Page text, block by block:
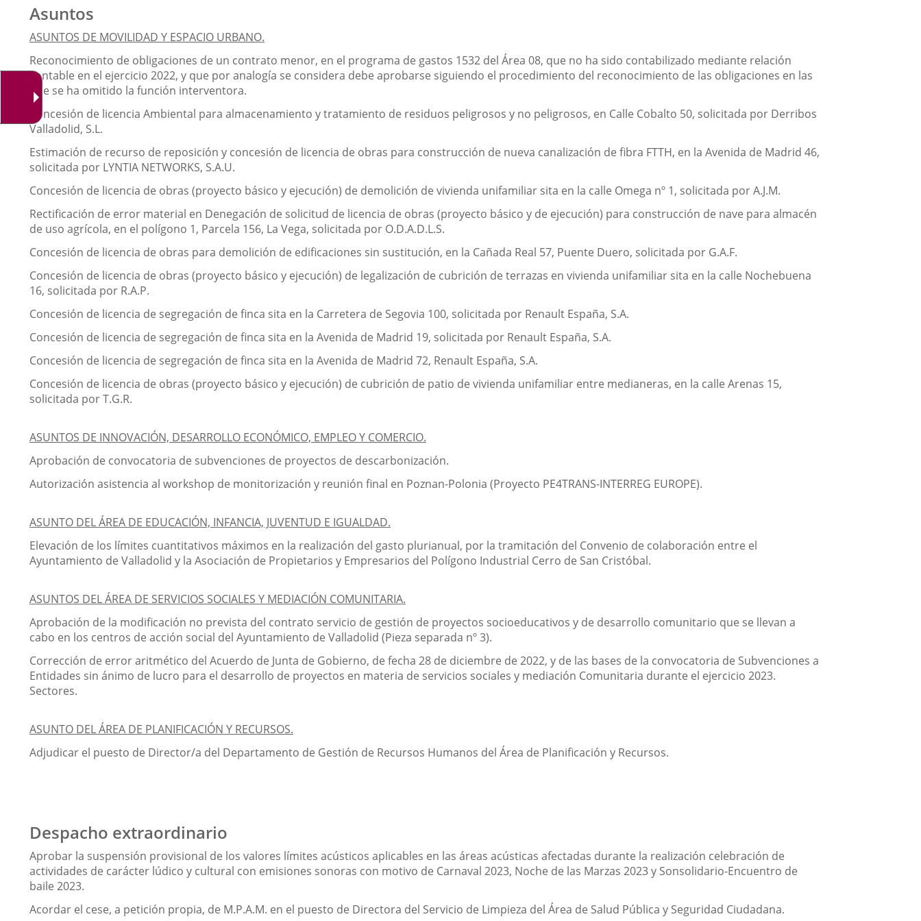
Asuntos
ASUNTOS DE MOVILIDAD Y ESPACIO URBANO.
Reconocimiento de obligaciones de un contrato menor, en el programa de gastos 1532 del Área 08, que no ha sido contabilizado mediante relación
contable en el ejercicio 2022, y que por analogía se considera debe aprobarse siguiendo el procedimiento del reconocimiento de las obligaciones en las
que se ha omitido la función interventora.
Concesión de licencia Ambiental para almacenamiento y tratamiento de residuos peligrosos y no peligrosos, en Calle Cobalto 50, solicitada por Derribos
Valladolid, S.L.
Estimación de recurso de reposición y concesión de licencia de obras para construcción de nueva canalización de fibra FTTH, en la Avenida de Madrid 46,
solicitada por LYNTIA NETWORKS, S.A.U.
Concesión de licencia de obras (proyecto básico y ejecución) de demolición de vivienda unifamiliar sita en la calle Omega nº 1, solicitada por A.J.M.
Rectificación de error material en Denegación de solicitud de licencia de obras (proyecto básico y de ejecución) para construcción de nave para almacén
de uso agrícola, en el polígono 1, Parcela 156, La Vega, solicitada por O.D.A.D.L.S.
Concesión de licencia de obras para demolición de edificaciones sin sustitución, en la Cañada Real 57, Puente Duero, solicitada por G.A.F.
Concesión de licencia de obras (proyecto básico y ejecución) de legalización de cubrición de terrazas en vivienda unifamiliar sita en la calle Nochebuena
16, solicitada por R.A.P.
Concesión de licencia de segregación de finca sita en la Carretera de Segovia 100, solicitada por Renault España, S.A.
Concesión de licencia de segregación de finca sita en la Avenida de Madrid 19, solicitada por Renault España, S.A.
Concesión de licencia de segregación de finca sita en la Avenida de Madrid 72, Renault España, S.A.
Concesión de licencia de obras (proyecto básico y ejecución) de cubrición de patio de vivienda unifamiliar entre medianeras, en la calle Arenas 15,
solicitada por T.G.R.
ASUNTOS DE INNOVACIÓN, DESARROLLO ECONÓMICO, EMPLEO Y COMERCIO.
Aprobación de convocatoria de subvenciones de proyectos de descarbonización.
Autorización asistencia al workshop de monitorización y reunión final en Poznan-Polonia (Proyecto PE4TRANS-INTERREG EUROPE).
ASUNTO DEL ÁREA DE EDUCACIÓN, INFANCIA, JUVENTUD E IGUALDAD.
Elevación de los límites cuantitativos máximos en la realización del gasto plurianual, por la tramitación del Convenio de colaboración entre el
Ayuntamiento de Valladolid y la Asociación de Propietarios y Empresarios del Polígono Industrial Cerro de San Cristóbal.
ASUNTOS DEL ÁREA DE SERVICIOS SOCIALES Y MEDIACIÓN COMUNITARIA.
Aprobación de la modificación no prevista del contrato servicio de gestión de proyectos socioeducativos y de desarrollo comunitario que se llevan a
cabo en los centros de acción social del Ayuntamiento de Valladolid (Pieza separada nº 3).
Corrección de error aritmético del Acuerdo de Junta de Gobierno, de fecha 28 de diciembre de 2022, y de las bases de la convocatoria de Subvenciones a
Entidades sin ánimo de lucro para el desarrollo de proyectos en materia de servicios sociales y mediación Comunitaria durante el ejercicio 2023.
Sectores.
ASUNTO DEL ÁREA DE PLANIFICACIÓN Y RECURSOS.
Adjudicar el puesto de Director/a del Departamento de Gestión de Recursos Humanos del Área de Planificación y Recursos.
Despacho extraordinario
Aprobar la suspensión provisional de los valores límites acústicos aplicables en las áreas acústicas afectadas durante la realización celebración de
actividades de carácter lúdico y cultural con emisiones sonoras con motivo de Carnaval 2023, Noche de las Marzas 2023 y Sonsolidario-Encuentro de
baile 2023.
Acordar el cese, a petición propia, de M.P.A.M. en el puesto de Directora del Servicio de Limpieza del Área de Salud Pública y Seguridad Ciudadana.